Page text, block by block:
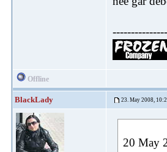
Offline
BlackLady 23. May 2008,
20 May